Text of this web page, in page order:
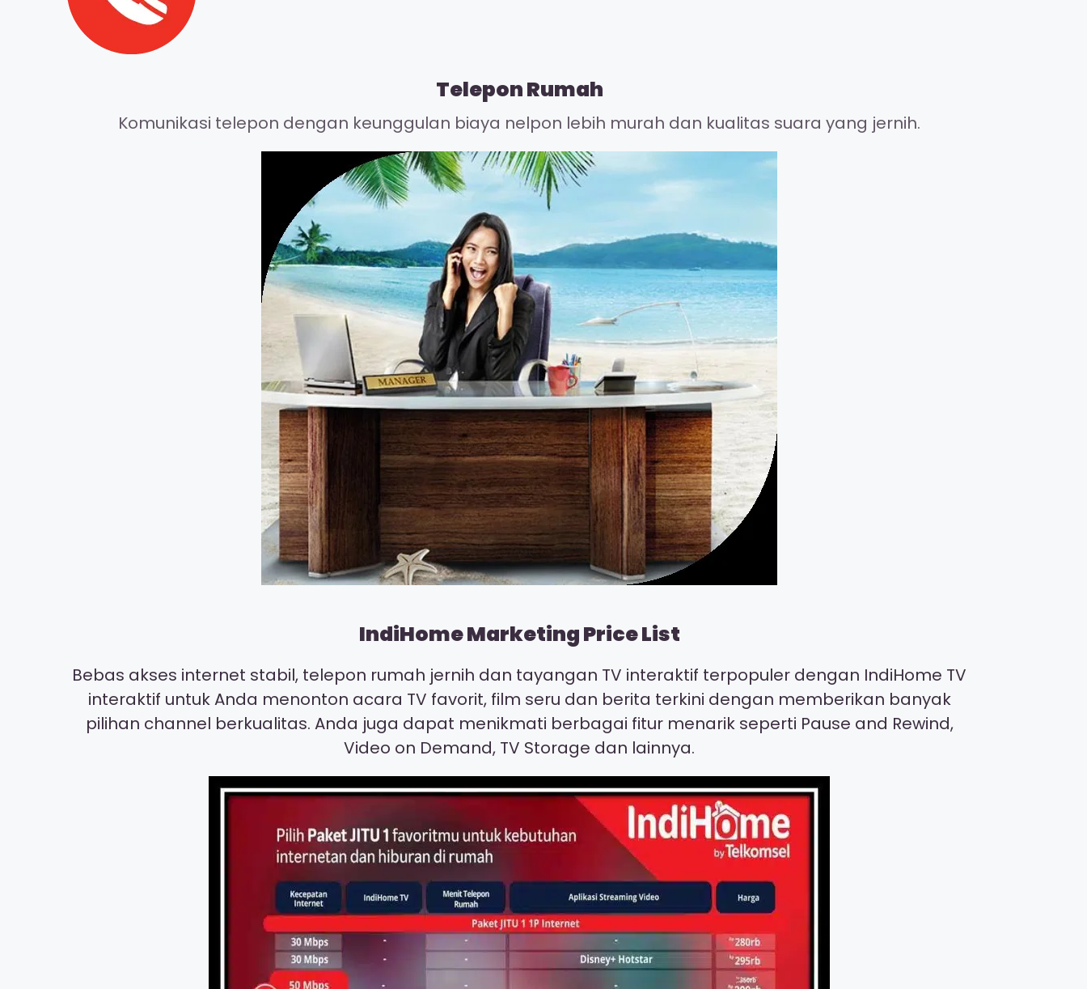
Telepon Rumah
Komunikasi telepon dengan keunggulan biaya nelpon lebih murah dan kualitas suara yang jernih.
IndiHome Marketing Price List
Bebas akses internet stabil, telepon rumah jernih dan tayangan TV interaktif terpopuler dengan IndiHome TV
interaktif untuk Anda menonton acara TV favorit, film seru dan berita terkini dengan memberikan banyak
pilihan channel berkualitas. Anda juga dapat menikmati berbagai fitur menarik seperti Pause and Rewind,
Video on Demand, TV Storage dan lainnya.